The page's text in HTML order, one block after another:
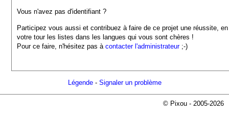
Vous n'avez pas d'identifiant ?
Participez vous aussi et contribuez à faire de ce projet une réussite,
votre tour les listes dans les langues qui vous sont chères !
Pour ce faire, n'hésitez pas àcontacter l'administrateur;-)
Légende- Signaler un problème
© Pixou - 2005-2026